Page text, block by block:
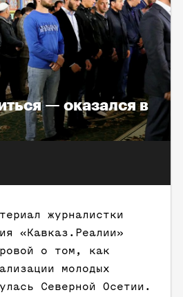
— оказался в
журналистки
«Кавказ.Реалии»
о том, как
молодых
Северной Осетии.